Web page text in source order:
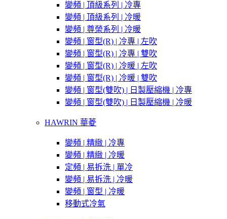
變頻 | 頂級系列 | 冷專
變頻 | 頂級系列 | 冷暖
變頻 | 尊榮系列 | 冷暖
變頻 | 窗型(R) | 冷專 | 左吹
變頻 | 窗型(R) | 冷專 | 雙吹
變頻 | 窗型(R) | 冷暖 | 左吹
變頻 | 窗型(R) | 冷暖 | 雙吹
變頻 | 窗型(雙吹) | 日製壓縮機 | 冷專
變頻 | 窗型(雙吹) | 日製壓縮機 | 冷暖
HAWRIN 華菱
變頻 | 精緻 | 冷專
變頻 | 精緻 | 冷暖
定頻 | 易拆洗 | 單冷
變頻 | 易拆洗 | 冷暖
變頻 | 窗型 | 冷暖
移動式冷氣